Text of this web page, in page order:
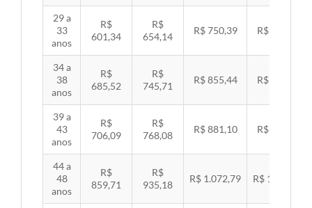
29 a
33
anos
R$
601,34
R$
654,14
R$ 750,39 R$ 773,29
34 a
38
anos
R$
685,52
R$
745,71
R$ 855,44 R$ 881,54
39 a
43
anos
R$
706,09
R$
768,08
R$ 881,10 R$ 907,99
44 a
48
anos
R$
859,71
R$
935,18
R$ 1.072,79 R$ 1.105,53